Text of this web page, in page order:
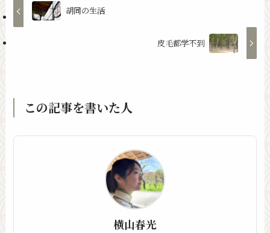
胡同の生活
皮毛都学不到
この記事を書いた人
横山春光